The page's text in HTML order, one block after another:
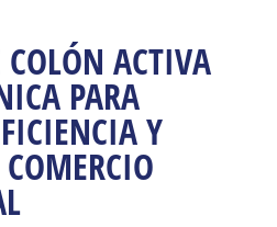
ACTIVA
PARA
Y
COMERCIO